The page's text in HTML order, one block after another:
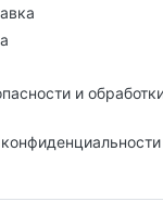
и